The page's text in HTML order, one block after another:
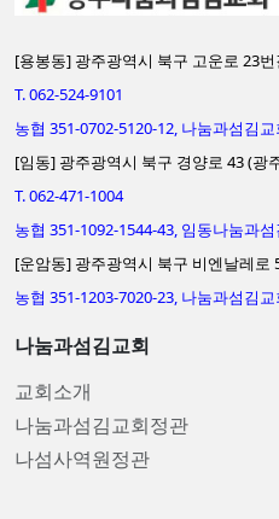
[용봉동] 광주광역시 북구 고운로 23
T. 062-524-9101
농협 351-0702-5120-12, 나눔과섬김교
[임동] 광주광역시 북구 경양로 43 (광
T. 062-471-1004
농협 351-1092-1544-43, 임동나눔과섬
[운암동] 광주광역시 북구 비엔날레로
농협 351-1203-7020-23, 나눔과섬김교
나눔과섬김교회
교회소개
나눔과섬김교회정관
나섬사역원정관